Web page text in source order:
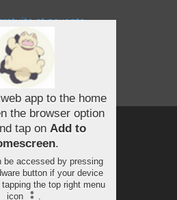
et payante
Actus (TV, vidéo, web)
Facebook
Youtube
Twitter
app to the home
the browser option
tap on Add to
.
be accessed by pressing
button if your device
the top right menu
icon
.